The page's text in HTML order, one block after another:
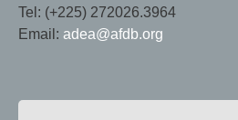
Tel: (+225) 272026.3964
Email: adea@afdb.org